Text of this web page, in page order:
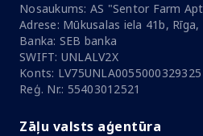
Nosaukums: AS "Sentor Farm
Adrese: Mūkusalas iela 41b, Rīga,
Banka: SEB banka
SWIFT: UNLALV2X
Konts: LV75UNLA0055000329325
Reģ. Nr.: 55403012521
Zāļu valsts aģentūra